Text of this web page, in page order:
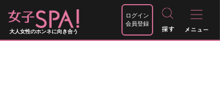
大人女性のホンネに向き合う
ログイン
会員登録